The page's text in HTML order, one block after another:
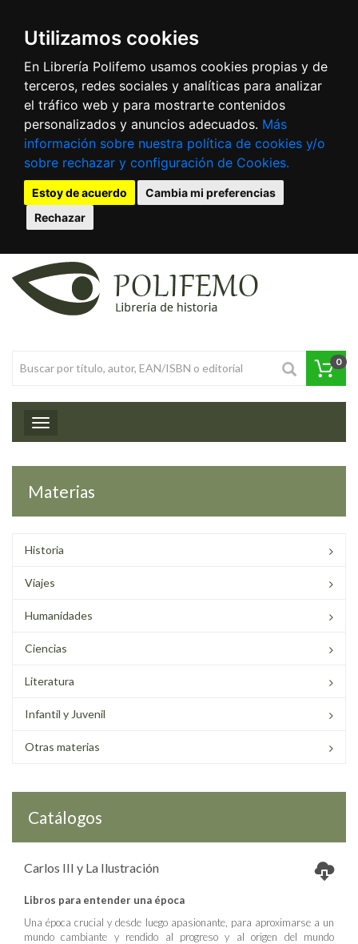
Utilizamos cookies
En Librería Polifemo usamos cookies propias y de
terceros, redes sociales y analíticas para analizar
el tráfico web y para mostrarte contenidos
personalizados y anuncios adecuados. Más
información sobre nuestra política de cookies y/o
sobre rechazar y configuración de Cookies.
Estoy de acuerdo
Cambia mi preferencias
Rechazar
0
Toggle navigation
Materias
Historia
Viajes
Humanidades
Ciencias
Literatura
Infantil y Juvenil
Otras materias
Catálogos
Carlos III y La Ilustración
Libros para entender una época
Una época crucial y desde luego apasionante, para aproximarse a un
mundo cambiante y rendido al progreso y al origen del mundo